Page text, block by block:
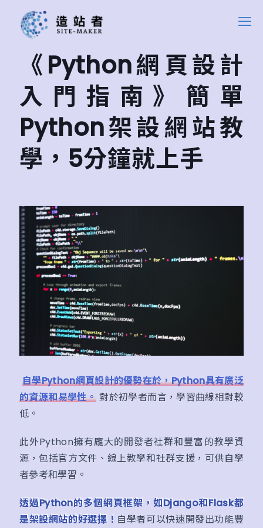
《Python網頁設計
入門指南》簡單
Python架設網站教
學，5分鐘就上手
自學Python網頁設計的優勢在於，Python具有廣泛
的資源和易學性。 對於初學者而言，學習曲線相對較
低。
此外Python擁有龐大的開發者社群和豐富的教學資
源，包括官方文件、線上教學和社群支援，可供自學
者參考和學習。
透過Python的多個網頁框架，如Django和Flask都
是架設網站的好選擇！ 自學者可以快速開發出功能豐